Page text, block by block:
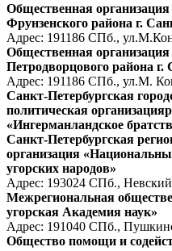
Общественная
Фрунзенского района г.
Адрес: 191186 СПб.,
Общественная
Петродворцового района г.
Адрес: 191186 СПб., ул.М.
Санкт-Петербургская
политическая
«Ингерманландское
Санкт-Петербургская
организация
угорских народов»
Адрес: 193024 СПб.,
Межрегиональная
угорская Академия наук»
Адрес: 191040 СПб.,
Общество помощи и